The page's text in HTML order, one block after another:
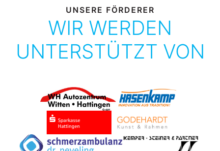
UNSERE FÖRDERER
WIR WERDEN
UNTERSTÜTZT VON